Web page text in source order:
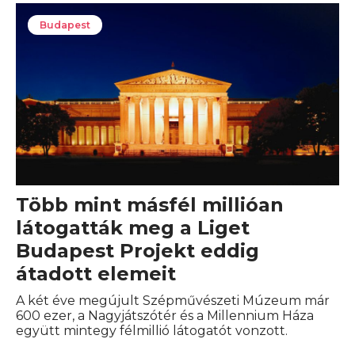
Budapest
Több mint másfél millióan
látogatták meg a Liget
Budapest Projekt eddig
átadott elemeit
A két éve megújult Szépművészeti Múzeum már
600 ezer, a Nagyjátszótér és a Millennium Háza
együtt mintegy félmillió látogatót vonzott.